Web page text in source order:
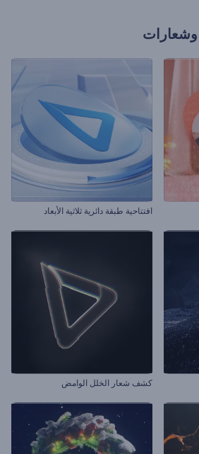
افتتاحية طبقة دائرية ثلاثية الأبعاد
كشف شعار الخلل الوامض